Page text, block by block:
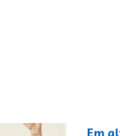
fixo
Em